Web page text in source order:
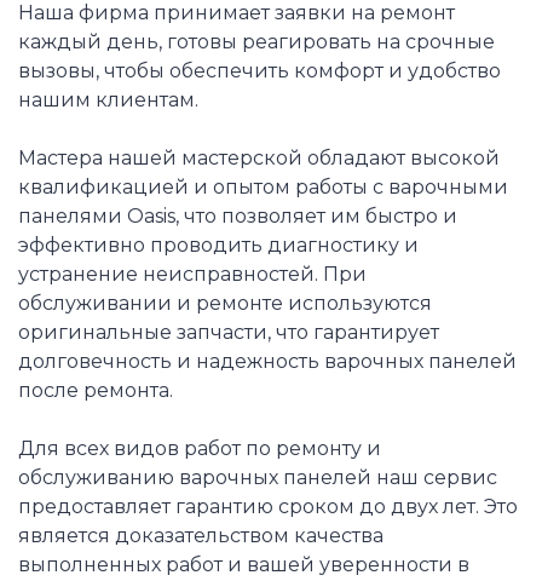
Наша фирма принимает заявки на ремонт
каждый день, готовы реагировать на срочные
вызовы, чтобы обеспечить комфорт и удобство
нашим клиентам.
Мастера нашей мастерской обладают высокой
квалификацией и опытом работы с варочными
панелями Oasis, что позволяет им быстро и
эффективно проводить диагностику и
устранение неисправностей. При
обслуживании и ремонте используются
оригинальные запчасти, что гарантирует
долговечность и надежность варочных панелей
после ремонта.
Для всех видов работ по ремонту и
обслуживанию варочных панелей наш сервис
предоставляет гарантию сроком до двух лет. Это
является доказательством качества
выполненных работ и вашей уверенности в